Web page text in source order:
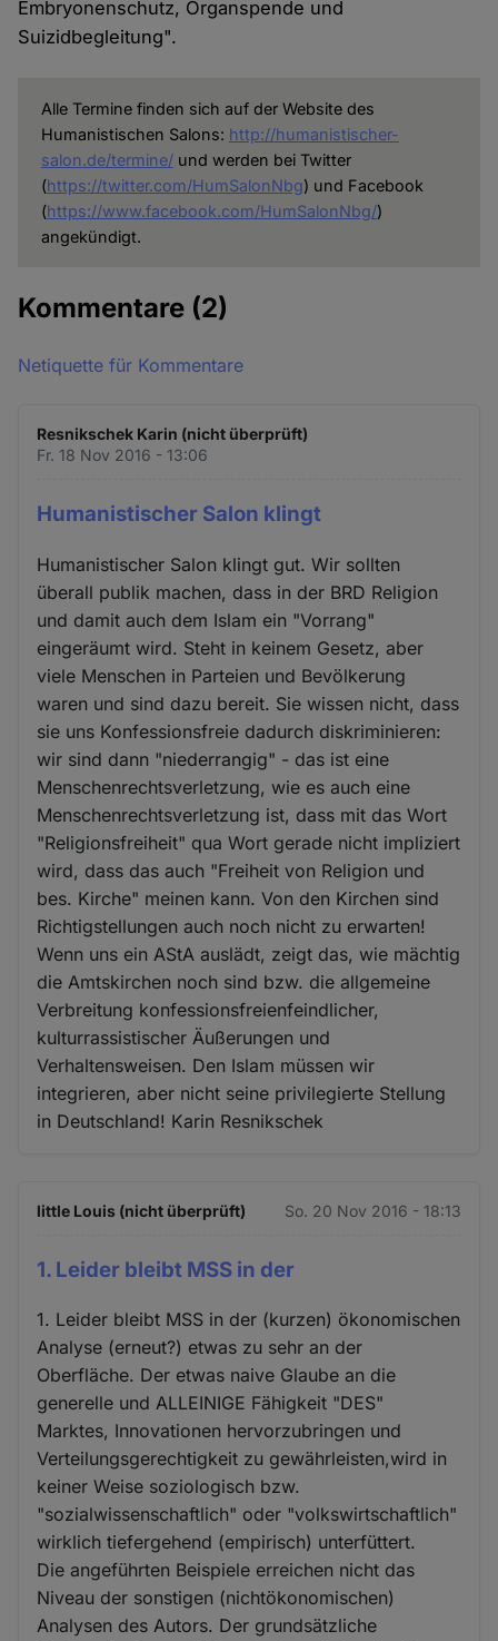
Embryonenschutz, Organspende und
Suizidbegleitung".
Alle Termine finden sich auf der Website des
Humanistischen Salons: http://humanistischer-
salon.de/termine/und werden bei Twitter
(https://twitter.com/HumSalonNbg) und Facebook
(https://www.facebook.com/HumSalonNbg/)
angekündigt.
Kommentare (2)
Netiquette für Kommentare
Resnikschek Karin (nicht überprüft)
Fr. 18 Nov 2016 - 13:06
Humanistischer Salon klingt
Humanistischer Salon klingt gut. Wir sollten
überall publik machen, dass in der BRD Religion
und damit auch dem Islam ein "Vorrang"
eingeräumt wird. Steht in keinem Gesetz, aber
viele Menschen in Parteien und Bevölkerung
waren und sind dazu bereit. Sie wissen nicht, dass
sie uns Konfessionsfreie dadurch diskriminieren:
wir sind dann "niederrangig" - das ist eine
Menschenrechtsverletzung, wie es auch eine
Menschenrechtsverletzung ist, dass mit das Wort
"Religionsfreiheit" qua Wort gerade nicht impliziert
wird, dass das auch "Freiheit von Religion und
bes. Kirche" meinen kann. Von den Kirchen sind
Richtigstellungen auch noch nicht zu erwarten!
Wenn uns ein AStA auslädt, zeigt das, wie mächtig
die Amtskirchen noch sind bzw. die allgemeine
Verbreitung konfessionsfreienfeindlicher,
kulturrassistischer Äußerungen und
Verhaltensweisen. Den Islam müssen wir
integrieren, aber nicht seine privilegierte Stellung
in Deutschland! Karin Resnikschek
little Louis (nicht überprüft) So. 20 Nov 2016 - 18:13
1. Leider bleibt MSS in der
1. Leider bleibt MSS in der (kurzen) ökonomischen
Analyse (erneut?) etwas zu sehr an der
Oberfläche. Der etwas naive Glaube an die
generelle und ALLEINIGE Fähigkeit "DES"
Marktes, Innovationen hervorzubringen und
Verteilungsgerechtigkeit zu gewährleisten,wird in
keiner Weise soziologisch bzw.
"sozialwissenschaftlich" oder "volkswirtschaftlich"
wirklich tiefergehend (empirisch) unterfüttert.
Die angeführten Beispiele erreichen nicht das
Niveau der sonstigen (nichtökonomischen)
Analysen des Autors. Der grundsätzliche